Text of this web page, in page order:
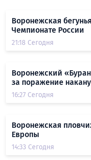
Воронежская
Чемпионате России
21:18 Сегодня
Воронежский
за поражение
16:27 Сегодня
Воронежская
Европы
14:33 Сегодня